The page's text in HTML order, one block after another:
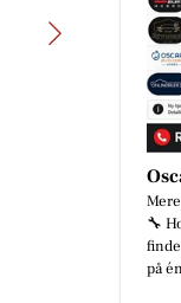
end bare et
Automotive Center
du flere specialister
adresse: 🔧 CMH Bi...